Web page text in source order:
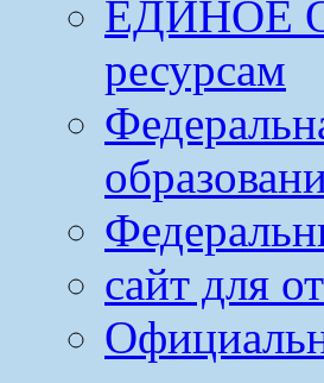
ЕДИНОЕ
ресурсам
сайт для